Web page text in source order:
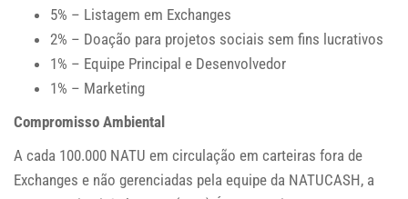
5% – Listagem em Exchanges
2% – Doação para projetos sociais sem fins lucrativos
1% – Equipe Principal e Desenvolvedor
1% – Marketing
Compromisso Ambiental
A cada 100.000 NATU em circulação em carteiras fora de
Exchanges e não gerenciadas pela equipe da NATUCASH, a